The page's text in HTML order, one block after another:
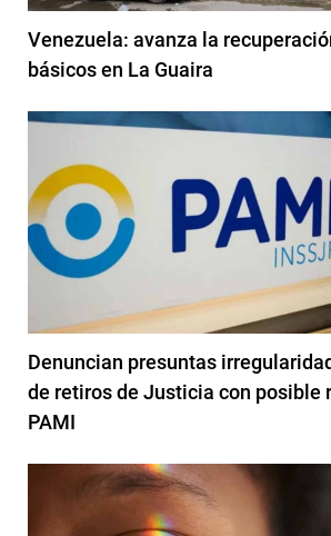
Venezuela: avanza la
básicos en La Guaira
Denuncian presuntas
de retiros de Justicia con posible
PAMI